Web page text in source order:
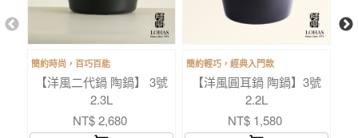
簡約時尚，百巧百能
【洋風二代鍋 陶鍋】 3號
2.3L
NT$ 2,680
簡約輕巧，經典入門款
【洋風圓耳鍋 陶鍋】3號
2.2L
NT$ 1,580